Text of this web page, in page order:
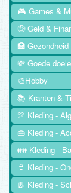
🎮 Games &
🤑 Geld &
🏥
💸 Goede
🎨Hobby
📚 Kranten &
👚 Kleding -
👜 Kleding -
👪 Kleding -
👙 Kleding -
👢 Kleding -